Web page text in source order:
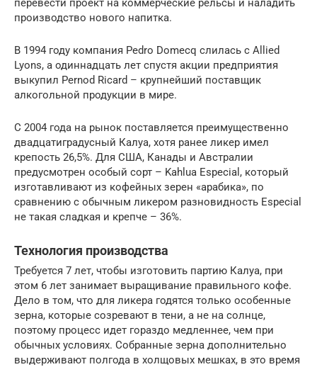
перевести проект на коммерческие рельсы и наладить
производство нового напитка.
В 1994 году компания Pedro Domecq слилась с Allied
Lyons, а одиннадцать лет спустя акции предприятия
выкупил Pernod Ricard – крупнейший поставщик
алкогольной продукции в мире.
С 2004 года на рынок поставляется преимущественно
двадцатиградусный Калуа, хотя ранее ликер имел
крепость 26,5%. Для США, Канады и Австралии
предусмотрен особый сорт – Kahlua Especial, который
изготавливают из кофейных зерен «арабика», по
сравнению с обычным ликером разновидность Especial
не такая сладкая и крепче – 36%.
Технология производства
Требуется 7 лет, чтобы изготовить партию Калуа, при
этом 6 лет занимает выращивание правильного кофе.
Дело в том, что для ликера годятся только особенные
зерна, которые созревают в тени, а не на солнце,
поэтому процесс идет гораздо медленнее, чем при
обычных условиях. Собранные зерна дополнительно
выдерживают полгода в холщовых мешках, в это время